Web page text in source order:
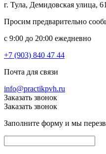
г. Тула, Демидовская улица,
Просим предварительно
c 9:00 до 20:00 ежедневно
+7 (903) 840 47 44
Почта для связи
info@practikpvh.ru
Заказать звонок
Заказать звонок
Заполните форму и мы